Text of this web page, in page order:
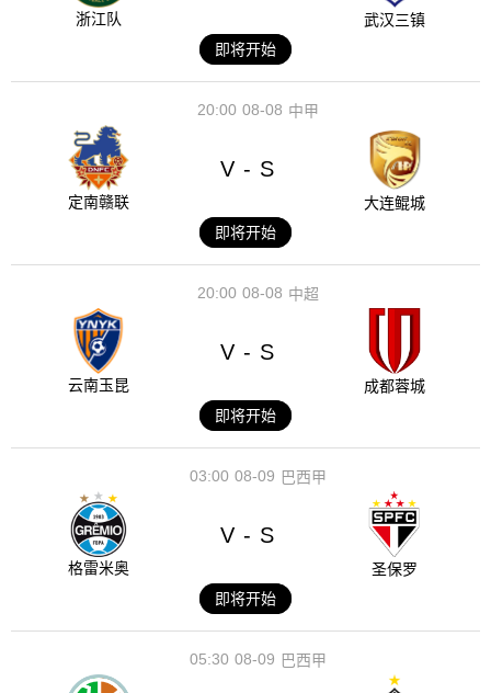
浙江队
武汉三镇
即将开始
08-08
20:00 中甲
定南赣联
V - S
大连鲲城
即将开始
08-08
20:00 中超
云南玉昆
V - S
成都蓉城
即将开始
08-09
03:00 巴西甲
格雷米奥
V - S
圣保罗
即将开始
08-09
05:30 巴西甲